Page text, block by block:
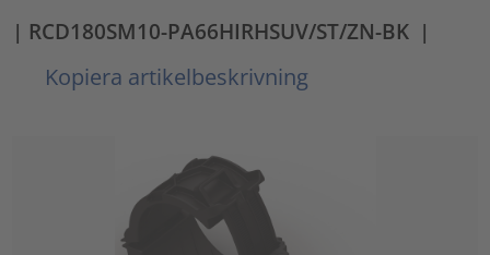
| RCD180SM10-PA66HIRHSUV/ST/ZN-BK |
Kopiera artikelbeskrivning